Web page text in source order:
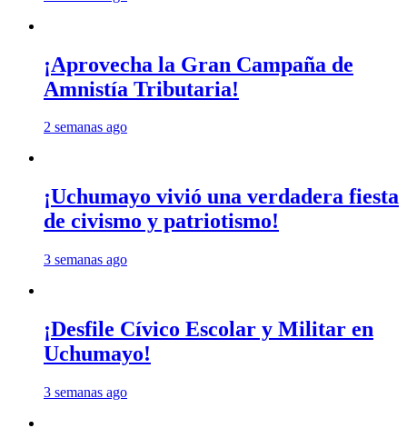
¡Aprovecha la Gran Campaña de
Amnistía Tributaria!
2 semanas ago
¡Uchumayo vivió una verdadera fiesta
de civismo y patriotismo!
3 semanas ago
¡Desfile Cívico Escolar y Militar en
Uchumayo!
3 semanas ago